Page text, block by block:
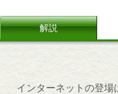
解説
インターネットの登場